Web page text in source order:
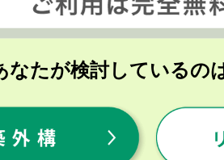
なたが検討しているの